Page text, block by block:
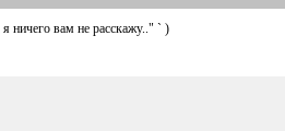
ничего вам не расскажу.." ` )